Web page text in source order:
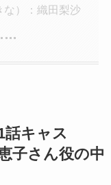
な）：織田梨沙
話キャス
子さん役の中